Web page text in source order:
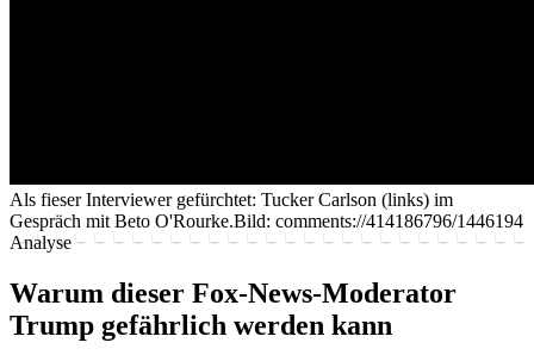
Als fieser Interviewer gefürchtet: Tucker Carlson (links) im
Gespräch mit Beto O'Rourke.Bild: comments://414186796/1446194
Analyse
Warum dieser Fox-News-Moderator
Trump gefährlich werden kann